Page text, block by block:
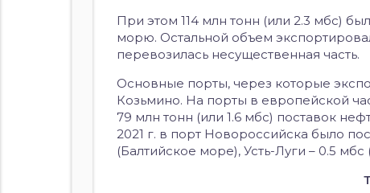
При этом 114 млн тонн (или 2.3 мбс)
морю. Остальной объем
перевозилась несущественная часть.
Основные порты, через которые
Козьмино. На порты в европейской
79 млн тонн (или 1.6 мбс) поставок
2021 г. в порт Новороссийска было
(Балтийское море), Усть-Луги – 0.5